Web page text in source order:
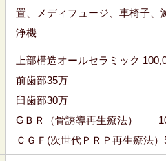
置、メディフュージ、車椅子、
浄機
上部構造オールセラミック
前歯部35万
臼歯部30万
GＢＲ（骨誘導再生療法）
ＣＧＦ(次世代ＰＲＰ再生療法）